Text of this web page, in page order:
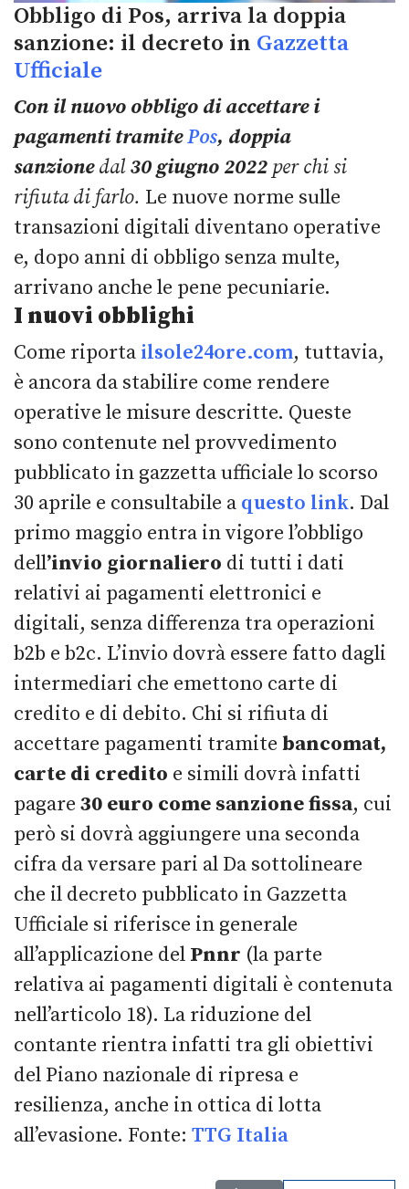
Obbligo di Pos, arriva la doppia
sanzione: il decreto in Gazzetta
Ufficiale
Con il nuovo obbligo di accettare i
pagamenti tramitePos, doppia
sanzionedal30 giugno 2022 per chi si
rifiuta di farlo. Le nuove norme sulle
transazioni digitali diventano operative
e, dopo anni di obbligo senza multe,
arrivano anche le pene pecuniarie.
I nuovi obblighi
Come riporta ilsole24ore.com, tuttavia,
è ancora da stabilire come rendere
operative le misure descritte. Queste
sono contenute nel provvedimento
pubblicato in gazzetta ufficiale lo scorso
30 aprile e consultabile a questo link. Dal
primo maggio entra in vigore l’obbligo
dell’invio giornaliero di tutti i dati
relativi ai pagamenti elettronici e
digitali, senza differenza tra operazioni
b2b e b2c. L’invio dovrà essere fatto dagli
intermediari che emettono carte di
credito e di debito. Chi si rifiuta di
accettare pagamenti tramite bancomat,
carte di credito e simili dovrà infatti
pagare 30 euro come sanzione fissa, cui
però si dovrà aggiungere una seconda
cifra da versare pari al Da sottolineare
che il decreto pubblicato in Gazzetta
Ufficiale si riferisce in generale
all’applicazione del Pnnr (la parte
relativa ai pagamenti digitali è contenuta
nell’articolo 18). La riduzione del
contante rientra infatti tra gli obiettivi
del Piano nazionale di ripresa e
resilienza, anche in ottica di lotta
all’evasione. Fonte: TTG Italia